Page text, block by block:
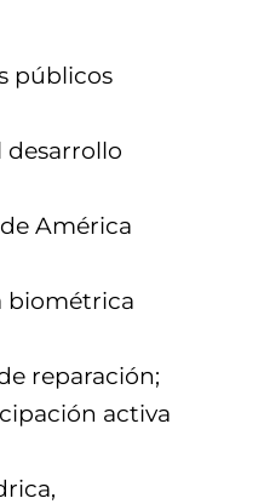
públicos
América
biométrica
reparación;
activa